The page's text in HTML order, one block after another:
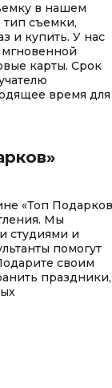
в нашем
тип съемки,
и купить. У нас
карты. Срок
время для
«Топ
Мы
студиями и
помогут
своим
праздники,